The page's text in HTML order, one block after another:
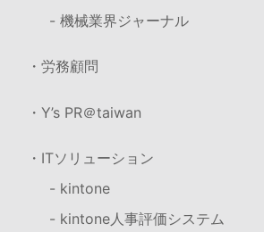
- 機械業界ジャーナル
・労務顧問
・Y’s PR＠taiwan
・ITソリューション
- kintone
- kintone人事評価システム